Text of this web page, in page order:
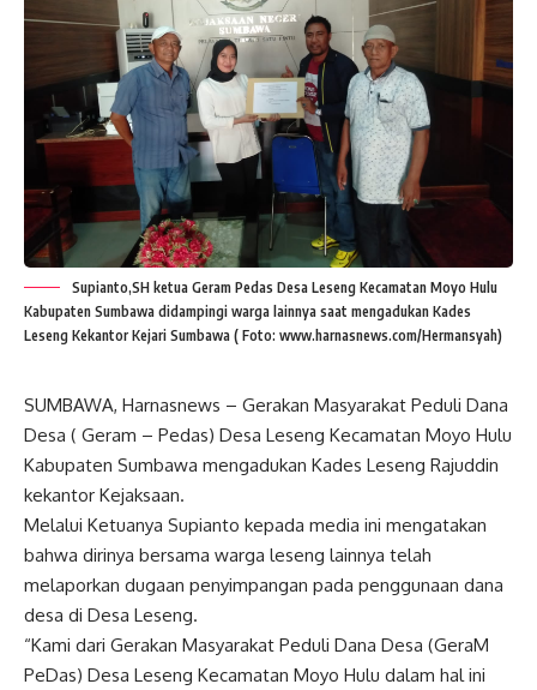
Supianto,SH ketua Geram Pedas Desa Leseng Kecamatan Moyo Hulu
Kabupaten Sumbawa didampingi warga lainnya saat mengadukan Kades
Leseng Kekantor Kejari Sumbawa ( Foto: www.harnasnews.com/Hermansyah)
SUMBAWA, Harnasnews – Gerakan Masyarakat Peduli Dana
Desa ( Geram – Pedas) Desa Leseng Kecamatan Moyo Hulu
Kabupaten Sumbawa mengadukan Kades Leseng Rajuddin
kekantor Kejaksaan.
Melalui Ketuanya Supianto kepada media ini mengatakan
bahwa dirinya bersama warga leseng lainnya telah
melaporkan dugaan penyimpangan pada penggunaan dana
desa di Desa Leseng.
“Kami dari Gerakan Masyarakat Peduli Dana Desa (GeraM
PeDas) Desa Leseng Kecamatan Moyo Hulu dalam hal ini